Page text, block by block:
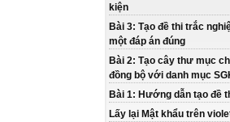
kiện
Bài 3: Tạo đề thi trắc
một đáp án đúng
Bài 2: Tạo cây thư mục
đồng bộ với danh mục
Bài 1: Hướng dẫn tạo đề
Lấy lại Mật khẩu trên